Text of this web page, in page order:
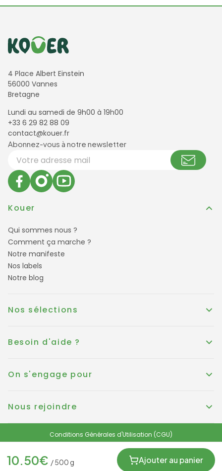
10.50€ /500 g Ajouter au panier
Informations de contact
4 Place Albert Einstein
56000 Vannes
Bretagne
Lundi au samedi de 9h00 à 19h00
+33 6 29 82 88 09
contact@kouer.fr
Newsletter et réseaux sociaux
Abonnez-vous à notre newsletter
Votre adresse email
Kouer
Qui sommes nous ?
Comment ça marche ?
Notre manifeste
Nos labels
Notre blog
Nos sélections
Besoin d'aide ?
On s'engage pour
Nous rejoindre
Conditions Générales d'Utilisation (CGU)
Politique de CookiesMentions légales
Protection des données personnelles et RGPD
FRANCE © KOUER France 2025